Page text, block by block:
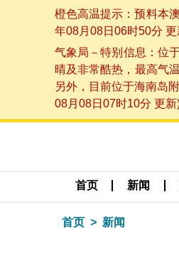
橙色高温提示：预料本
年08月08日06时50分 更
气象局－特别信息：位
晴及非常酷热，最高气
另外，目前位于海南岛
08月08日07时10分 更新
首页 新闻
首页 新闻